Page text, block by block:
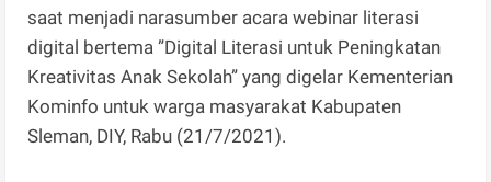
saat menjadi narasumber acara webinar literasi
digital bertema ”Digital Literasi untuk Peningkatan
Kreativitas Anak Sekolah” yang digelar Kementerian
Kominfo untuk warga masyarakat Kabupaten
Sleman, DIY, Rabu (21/7/2021).